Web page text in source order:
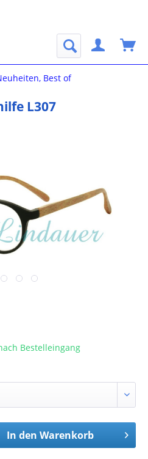
Best of
L307
Bestelleingang
In den Warenkorb